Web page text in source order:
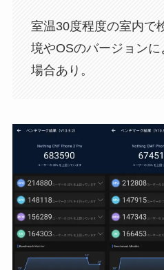
室温30度程度の室内で
境やOSのバージョン
場合あり。